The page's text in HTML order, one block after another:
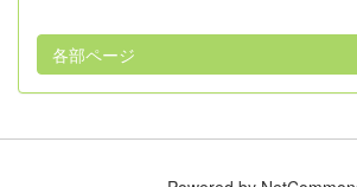
各部ページ